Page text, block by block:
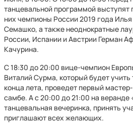
танцевальной программой
них чемпионы России 2019 года Илья
Семашко, а также неоднократные
России, Испании и Австрии Герман
Качурина.
С 18:30 до 20:00 вице-чемпион
Виталий Сурма, который будет
конца лета, проведет первый
самбе. А с 20:00 до 21:00 на
танцевальная вечеринка, принять
приглашают всех желающих.